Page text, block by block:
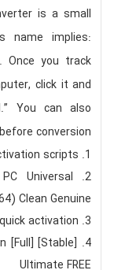
is a small
name implies:
Once you track
click it and
You can also
conversion.
scripts
Universal
Clean Genuine
activation
[Full] [Stable]
Ultimate FREE